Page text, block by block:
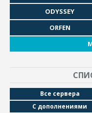
ODYSSEY
ORFEN
Все сервера
С дополнениями